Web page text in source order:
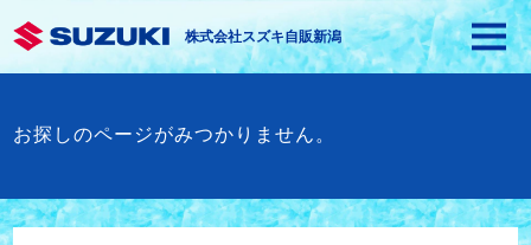
株式会社スズキ自販新潟
お探しのページがみつかりません。